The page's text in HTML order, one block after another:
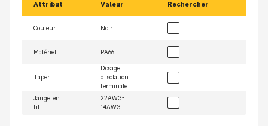
Attribut Valeur Rechercher
Couleur Noir
Matériel PA66
Taper
Dosage
d'isolation
terminale
Jauge en
fil
22AWG-
14AWG